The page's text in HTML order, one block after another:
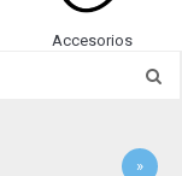
Accesorios
»